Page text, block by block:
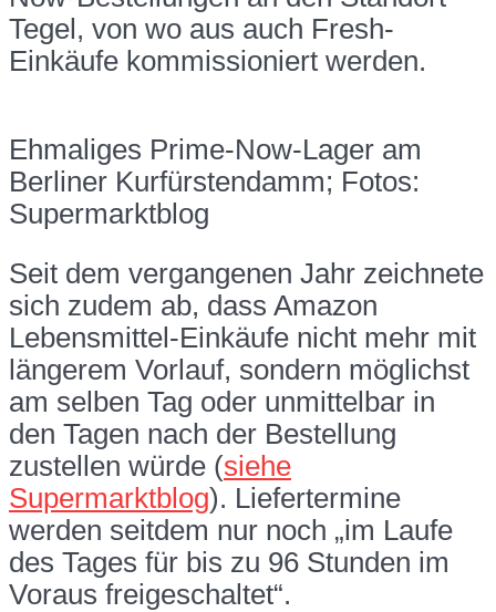
Tegel, von wo aus auch Fresh-
Einkäufe kommissioniert werden.
Ehmaliges Prime-Now-Lager am
Berliner Kurfürstendamm; Fotos:
Supermarktblog
Seit dem vergangenen Jahr zeichnete
sich zudem ab, dass Amazon
Lebensmittel-Einkäufe nicht mehr mit
längerem Vorlauf, sondern möglichst
am selben Tag oder unmittelbar in
den Tagen nach der Bestellung
zustellen würde (siehe
Supermarktblog). Liefertermine
werden seitdem nur noch „im Laufe
des Tages für bis zu 96 Stunden im
Voraus freigeschaltet“.